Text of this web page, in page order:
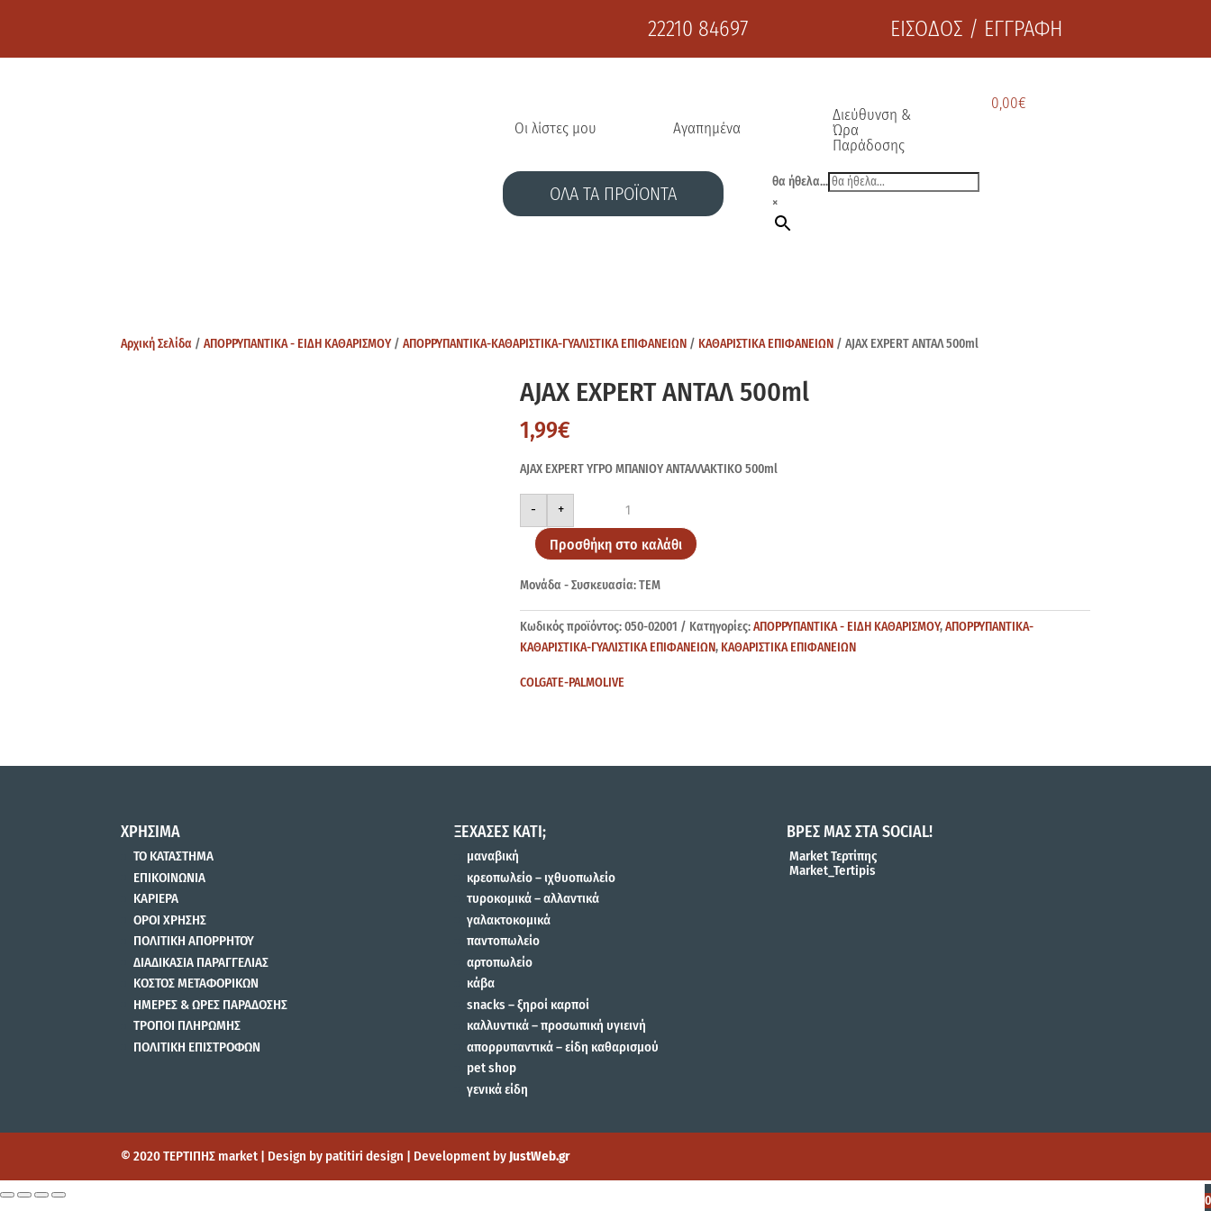
22210 84697 ΕΙΣΟΔΟΣ / ΕΓΓΡΑΦΗ
Οι λίστες μου Αγαπημένα
Διεύθυνση &
Ώρα
Παράδοσης
0,00€
ΟΛΑ ΤΑ ΠΡΟΪΟΝΤΑ
θα ήθελα...
×
Αρχική Σελίδα /ΑΠΟΡΡΥΠΑΝΤΙΚΑ - ΕΙΔΗ ΚΑΘΑΡΙΣΜΟΥ/ΑΠΟΡΡΥΠΑΝΤΙΚΑ-ΚΑΘΑΡΙΣΤΙΚΑ-ΓΥΑΛΙΣΤΙΚΑ ΕΠΙΦΑΝΕΙΩΝ / ΚΑΘΑΡΙΣΤΙΚΑ ΕΠΙΦΑΝΕΙΩΝ / AJAX EXPERT ANTAΛ 500ml
AJAX EXPERT ANTAΛ 500ml
1,99€
AJAX EXPERT ΥΓΡΟ MΠANIOΥ ANTAΛΛΑΚΤΙKO 500ml
-
AJAX
ANTAΛ
500ml
ποσότητα
+
Προσθήκη στο καλάθι
Μονάδα - Συσκευασία: ΤΕΜ
Κωδικός προϊόντος:050-02001 Κατηγορίες:ΑΠΟΡΡΥΠΑΝΤΙΚΑ - ΕΙΔΗ ΚΑΘΑΡΙΣΜΟΥ,ΑΠΟΡΡΥΠΑΝΤΙΚΑ-
ΚΑΘΑΡΙΣΤΙΚΑ-ΓΥΑΛΙΣΤΙΚΑ ΕΠΙΦΑΝΕΙΩΝ, ΚΑΘΑΡΙΣΤΙΚΑ ΕΠΙΦΑΝΕΙΩΝ
COLGATE-PALMOLIVE
ΧΡΗΣΙΜΑ
ΤΟ ΚΑΤΑΣΤΗΜΑ
ΕΠΙΚΟΙΝΩΝΙΑ
ΚΑΡΙΕΡΑ
ΟΡΟΙ ΧΡΗΣΗΣ
ΠΟΛΙΤΙΚΗ ΑΠΟΡΡΗΤΟΥ
ΔΙΑΔΙΚΑΣΙΑ ΠΑΡΑΓΓΕΛΙΑΣ
ΚΟΣΤΟΣ ΜΕΤΑΦΟΡΙΚΩΝ
ΗΜΕΡΕΣ & ΩΡΕΣ ΠΑΡΑΔΟΣΗΣ
ΤΡΟΠΟΙ ΠΛΗΡΩΜΗΣ
ΠΟΛΙΤΙΚΗ ΕΠΙΣΤΡΟΦΩΝ
ΞΕΧΑΣΕΣ ΚΑΤΙ;
μαναβική
κρεοπωλείο – ιχθυοπωλείο
τυροκομικά – αλλαντικά
γαλακτοκομικά
παντοπωλείο
αρτοπωλείο
κάβα
snacks – ξηροί καρποί
καλλυντικά – προσωπική υγιεινή
απορρυπαντικά – είδη καθαρισμού
pet shop
γενικά είδη
ΒΡΕΣ ΜΑΣ ΣΤΑ SOCIAL!
Market Τερτίπης
Market_Tertipis
© 2020 ΤΕΡΤΙΠΗΣ market | Design by patitiri design | Development by JustWeb.gr
0